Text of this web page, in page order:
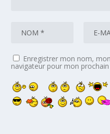
Enregistrer mon nom,
navigateur pour mon